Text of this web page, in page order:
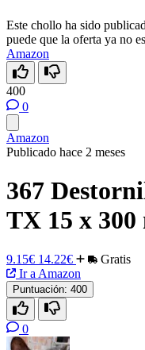
Este chollo ha sido
puede que la oferta ya no
Amazon
400
0
Amazon
Publicado hace 2 meses
367
TX 15 x 300
9.15€ 14.22€
Gratis
Ir a Amazon
Puntuación: 400
0